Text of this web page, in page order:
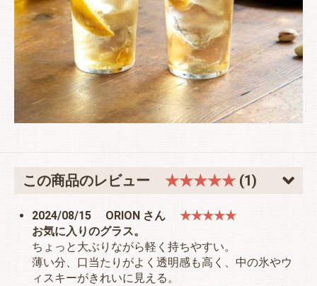
この商品のレビュー ★★★★★ (1)
2024/08/15 ORION さん
★★★★★
お気に入りのグラス。
ちょっと大ぶりながら軽く持ちやすい。
薄い分、口当たりがよく透明感も高く、中の氷やウ
ィスキーがきれいに見える。